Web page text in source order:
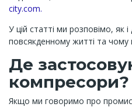
city.com.
У цій статті ми розповімо, як
повсякденному житті та чому
Де
компресори?
Якщо ми говоримо про